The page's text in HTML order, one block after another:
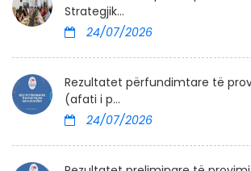
Strategjik...
24/07/2026
Rezultatet përfundimtare të
(afati i p...
24/07/2026